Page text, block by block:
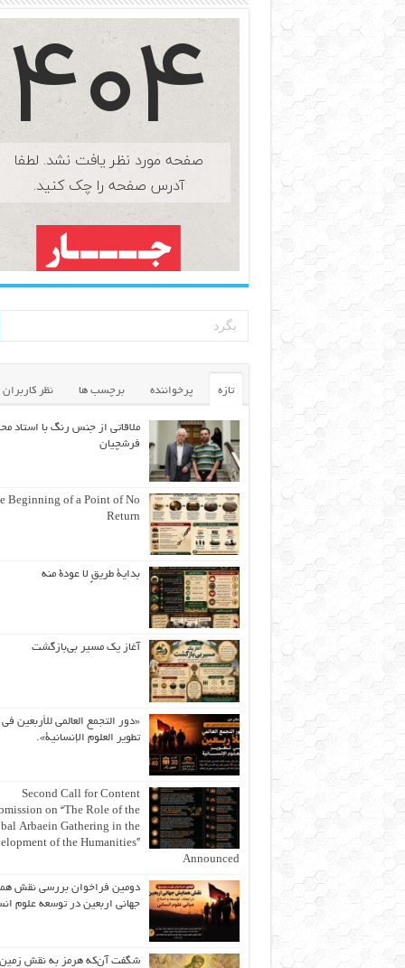
تازه پرخواننده برچسب ها نظر کاربران
ملاقاتی از جنس رنگ با استاد
فرشچیان
Beginning of a Point of No
Return
بداية طريقٍ لا عودة منه
آغاز یک مسیر بی‌بازگشت
«دور التجمع العالمي للأربعين في
تطوير العلوم الإنسانية».
Second Call for Content
on “The Role of the
Arbaein Gathering in the
of the Humanities”
Announced
دومین فراخوان بررسی نقش
جهانی اربعین در توسعه علوم
شگفت آن‌که هرمز به نقش زمین